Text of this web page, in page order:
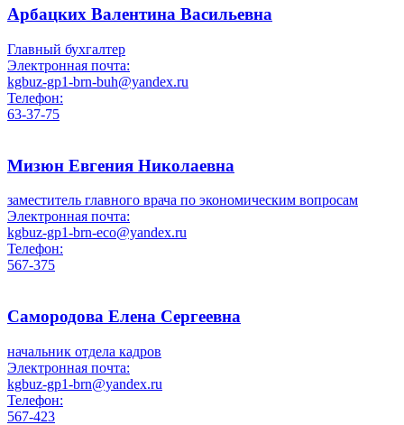
Арбацких Валентина Васильевна
Главный бухгалтер
Электронная почта:
kgbuz-gp1-brn-buh@yandex.ru
Телефон:
63-37-75
Мизюн Евгения Николаевна
заместитель главного врача по экономическим вопросам
Электронная почта:
kgbuz-gp1-brn-eco@yandex.ru
Телефон:
567-375
Самородова Елена Сергеевна
начальник отдела кадров
Электронная почта:
kgbuz-gp1-brn@yandex.ru
Телефон:
567-423